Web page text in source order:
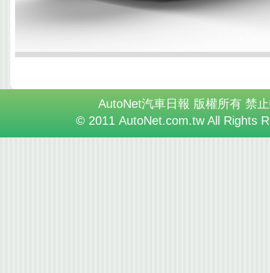
AutoNet汽車日報 版權所有 禁
© 2011 AutoNet.com.tw All Rights